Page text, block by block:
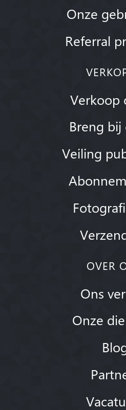
Onze
Referral
Verkoop
Breng bij
Veiling
OVER
Ons
Onze